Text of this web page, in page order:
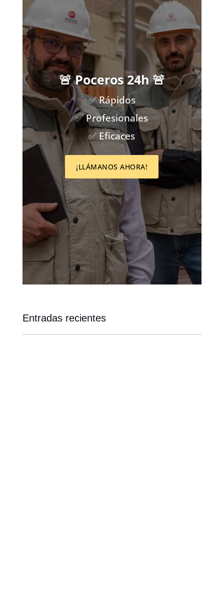
🚨 Poceros 24h 🚨
✅ Rápidos
✅ Profesionales
✅ Eficaces
¡LLÁMANOS AHORA!
Entradas recientes